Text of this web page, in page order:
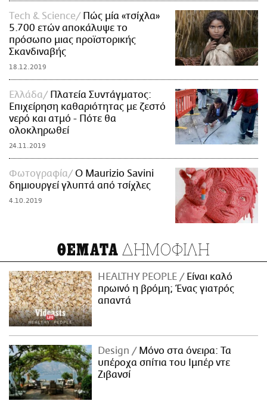
Τech & Science
Πώς μία «τσίχλα»
5.700 ετών αποκάλυψε το
πρόσωπο μιας προϊστορικής
Σκανδιναβής
18.12.2019
Ελλάδα
Πλατεία Συντάγματος:
Επιχείρηση καθαριότητας με ζεστό
νερό και ατμό - Πότε θα
ολοκληρωθεί
24.11.2019
Φωτογραφία
Ο Maurizio Savini
δημιουργεί γλυπτά από τσίχλες
4.10.2019
ΘΕΜΑΤΑ ΔΗΜΟΦΙΛΗ
HEALTHY PEOPLE
Είναι καλό
πρωινό η βρόμη; Ένας γιατρός
απαντά
Design
Μόνο στα όνειρα: Τα
υπέροχα σπίτια του Ιμπέρ ντε
Ζιβανσί